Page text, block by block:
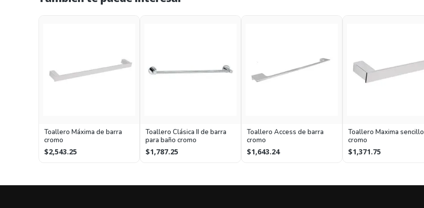
Toallero Máxima de barra
cromo
$2,543.25
Toallero Clásica II de barra
para baño cromo
$1,787.25
Toallero Access de barra
cromo
$1,643.24
Toallero Maxima sencillo
cromo
$1,371.75